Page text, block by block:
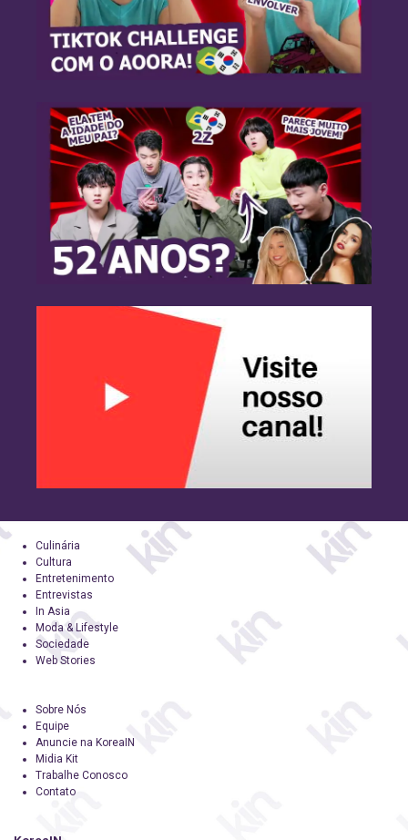
Culinária
Cultura
Entretenimento
Entrevistas
In Asia
Moda & Lifestyle
Sociedade
Web Stories
Sobre Nós
Equipe
Anuncie na KoreaIN
Midia Kit
Trabalhe Conosco
Contato